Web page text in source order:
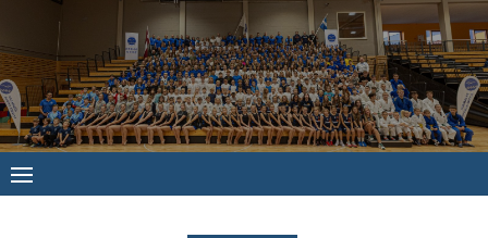
to
content
Jūrmalas
Sporta
skola